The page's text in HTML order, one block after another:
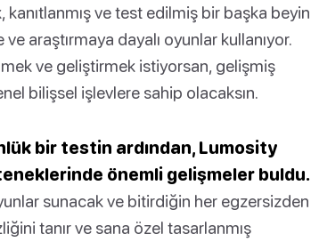
ve test edilmiş bir başka beyin
araştırmaya dayalı oyunlar kullanıyor.
ve geliştirmek istiyorsan, gelişmiş
bilişsel işlevlere sahip olacaksın.
bir testin ardından, Lumosity
önemli gelişmeler buldu.
sunacak ve bitirdiğin her egzersizden
tanır ve sana özel tasarlanmış